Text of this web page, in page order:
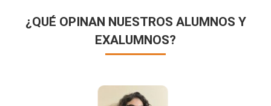
¿QUÉ OPINAN NUESTROS ALUMNOS Y
EXALUMNOS?